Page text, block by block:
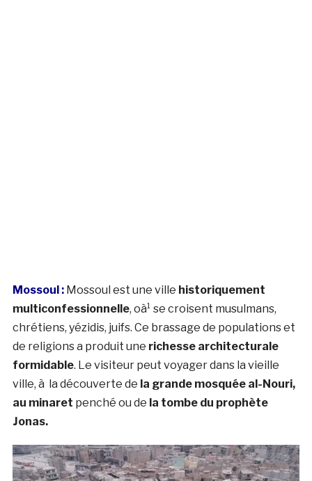
Mossoul : Mossoul est une ville historiquement
multiconfessionnelle, oà¹ se croisent musulmans,
chrétiens, yézidis, juifs. Ce brassage de populations et
de religions a produit une richesse architecturale
formidable. Le visiteur peut voyager dans la vieille
ville, à la découverte de la grande mosquée al-Nouri,
au minaret penché ou de la tombe du prophète
Jonas.